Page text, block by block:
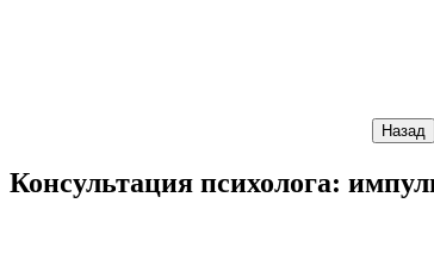
Назад
Консультация психолога: